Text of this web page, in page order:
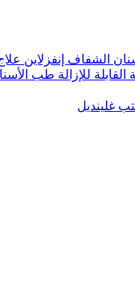
الشفاف إنفزلاين
للإزالة طب
غلينديل